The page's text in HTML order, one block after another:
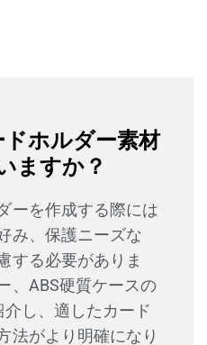
ホルダー素材
ますか？
ーを作成する際には
み、保護ニーズな
する必要がありま
、ABS硬質ケースの
し、適したカード
法がより明確になり